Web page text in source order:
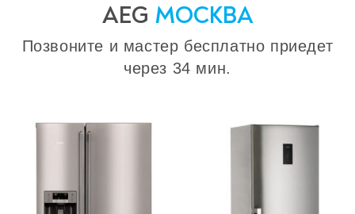
AEG МОСКВА
Позвоните и мастер бесплатно приедет
через 34 мин.